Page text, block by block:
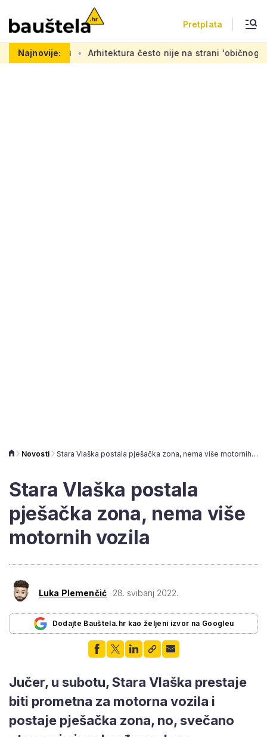
Pretplata
Najnovije:
Arhitektura često nije na strani 'običnog čovjeka': 'Mora
Novosti Stara Vlaška postala pješačka zona, nema više motornih vozila
Stara Vlaška postala
pješačka zona, nema više
motornih vozila
Luka Plemenčić 28. svibanj 2022.
Dodajte Bauštela.hr kao željeni izvor na Googleu
Jučer, u subotu, Stara Vlaška prestaje
biti prometna za motorna vozila i
postaje pješačka zona, no, svečano